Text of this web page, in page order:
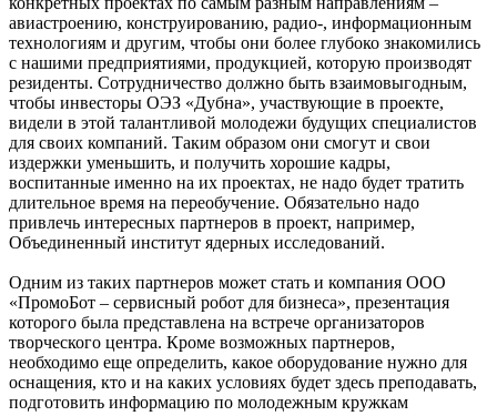
авиастроению, конструированию, радио-, информационным
технологиям и другим, чтобы они более глубоко знакомились
с нашими предприятиями, продукцией, которую производят
резиденты. Сотрудничество должно быть взаимовыгодным,
чтобы инвесторы ОЭЗ «Дубна», участвующие в проекте,
видели в этой талантливой молодежи будущих специалистов
для своих компаний. Таким образом они смогут и свои
издержки уменьшить, и получить хорошие кадры,
воспитанные именно на их проектах, не надо будет тратить
длительное время на переобучение. Обязательно надо
привлечь интересных партнеров в проект, например,
Объединенный институт ядерных исследований.
Одним из таких партнеров может стать и компания ООО
«ПромоБот – сервисный робот для бизнеса», презентация
которого была представлена на встрече организаторов
творческого центра. Кроме возможных партнеров,
необходимо еще определить, какое оборудование нужно для
оснащения, кто и на каких условиях будет здесь преподавать,
подготовить информацию по молодежным кружкам